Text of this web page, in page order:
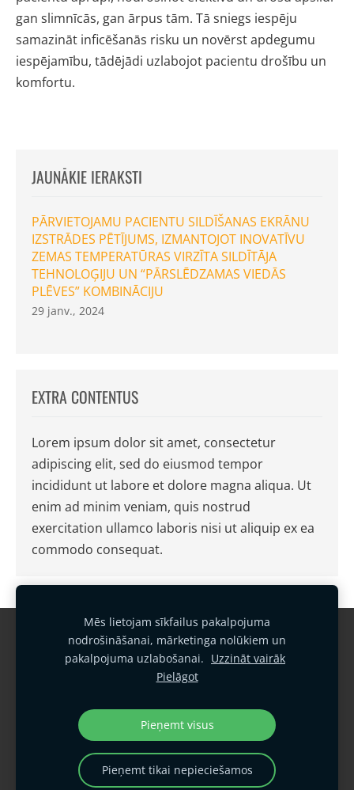
JAUNĀKIE IERAKSTI
PĀRVIETOJAMU PACIENTU SILDĪŠANAS EKRĀNU
IZSTRĀDES PĒTĪJUMS, IZMANTOJOT INOVATĪVU
ZEMAS TEMPERATŪRAS VIRZĪTA SILDĪTĀJA
TEHNOLOĢIJU UN “PĀRSLĒDZAMAS VIEDĀS
PLĒVES” KOMBINĀCIJU
29 janv., 2024
EXTRA CONTENTUS
Lorem ipsum dolor sit amet, consectetur
adipiscing elit, sed do eiusmod tempor
incididunt ut labore et dolore magna aliqua. Ut
enim ad minim veniam, quis nostrud
exercitation ullamco laboris nisi ut aliquip ex ea
commodo consequat.
gan slimnīcās, gan ārpus tām. Tā sniegs iespēju
samazināt inficēšanās risku un novērst apdegumu
iespējamību, tādējādi uzlabojot pacientu drošību un
komfortu.
Garantijas noteikumi
Kontakti
Sīkfailu politika
Privātuma politika
SIA "Armgate"
armgate@armgate.lv
Mēs lietojam sīkfailus pakalpojuma
nodrošināšanai, mārketinga nolūkiem un
pakalpojuma uzlabošanai. Uzzināt vairāk
Pielāgot
Pieņemt visus
Pieņemt tikai nepieciešamos